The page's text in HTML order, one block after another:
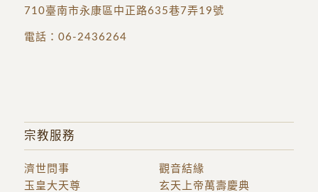
710臺南市永康區中正路635巷7弄19號
電話： 06-2436264
宗教服務
濟世問事
觀音結緣
玉皇大天尊
玄天上帝萬壽慶典